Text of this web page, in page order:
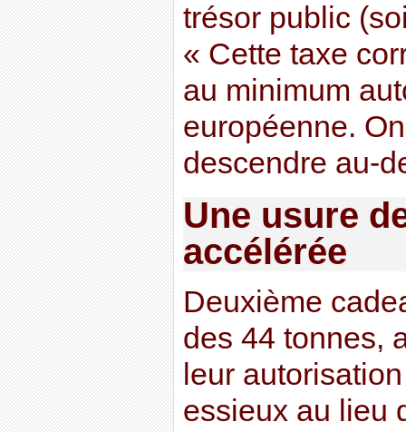
trésor public
« Cette taxe
au minimum
européenne.
descendre au-
Une usure
accélérée
Deuxième
des 44 tonnes,
leur
essieux au lieu